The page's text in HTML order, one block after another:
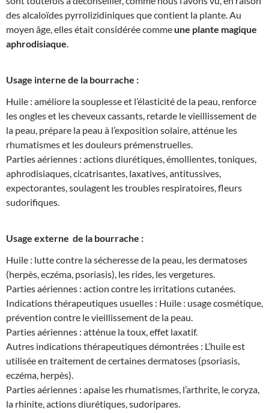
des alcaloïdes pyrrolizidiniques que contient la plante. Au
moyen âge, elles était considérée commeune plante magique
aphrodisiaque.
Usage interne de la bourrache :
Huile : améliore la souplesse et l’élasticité de la peau, renforce
les ongles et les cheveux cassants, retarde le vieillissement de
la peau, prépare la peau à l’exposition solaire, atténue les
rhumatismes et les douleurs prémenstruelles.
Parties aériennes : actions diurétiques, émollientes, toniques,
aphrodisiaques, cicatrisantes, laxatives, antitussives,
expectorantes, soulagent les troubles respiratoires, fleurs
sudorifiques.
Usage externe de la bourrache :
Huile : lutte contre la sécheresse de la peau, les dermatoses
(herpès, eczéma, psoriasis), les rides, les vergetures.
Parties aériennes : action contre les irritations cutanées.
Indications thérapeutiques usuelles : Huile : usage cosmétique,
prévention contre le vieillissement de la peau.
Parties aériennes : atténue la toux, effet laxatif.
Autres indications thérapeutiques démontrées : L’huile est
utilisée en traitement de certaines dermatoses (psoriasis,
eczéma, herpès).
Parties aériennes : apaise les rhumatismes, l’arthrite, le coryza,
la rhinite, actions diurétiques, sudoripares.